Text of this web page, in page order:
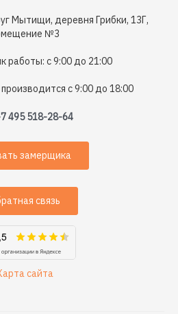
Мытищи, деревня Грибки, 13Г,
№3
работы: с 9:00 до 21:00
с 9:00 до 18:00
495 518-28-64
замерщика
связь
сайта